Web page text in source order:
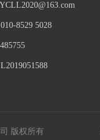
8529 5028
版权所有